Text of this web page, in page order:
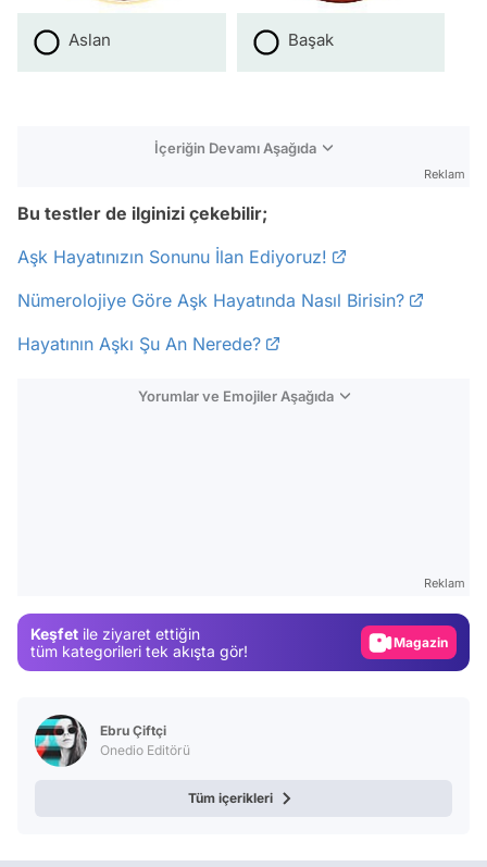
Aslan Başak
İçeriğin Devamı Aşağıda
Reklam
Bu testler de ilginizi çekebilir;
Aşk Hayatınızın Sonunu İlan Ediyoruz!
Nümerolojiye Göre Aşk Hayatında Nasıl Birisin?
Hayatının Aşkı Şu An Nerede?
Yorumlar ve Emojiler Aşağıda
Reklam
Keşfet ile ziyaret ettiğin
tüm kategorileri tek akışta gör!
Magazin
Ebru Çiftçi
Onedio Editörü
Tüm içerikleri